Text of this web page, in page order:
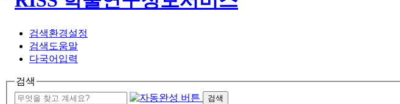
검색환경설정
검색도움말
다국어입력
검색
검색